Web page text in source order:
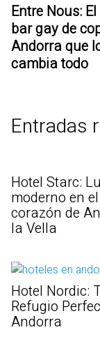
Entre Nous:
bar gay de
Andorra que
cambia todo
Entradas
Hotel Starc:
moderno en el
corazón de
la Vella
Hotel Nordic:
Refugio
Andorra